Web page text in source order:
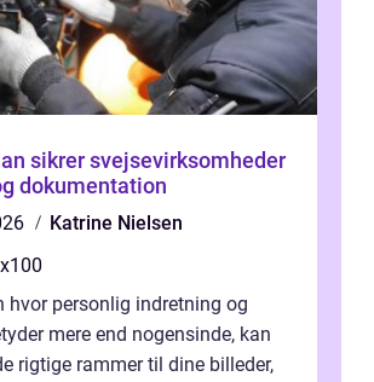
sikrer svejsevirksomheder
dokumentation
Katrine Nielsen
hvor personlig indretning og
mere end nogensinde, kan
rigtige rammer til dine billeder,